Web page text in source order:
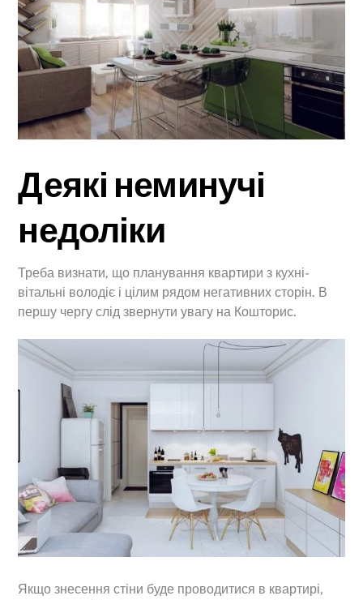
Деякі неминучі
недоліки
Треба визнати, що планування квартири з кухні-
вітальні володіє і цілим рядом негативних сторін. В
першу чергу слід звернути увагу на Кошторис.
Якщо знесення стіни буде проводитися в квартирі,